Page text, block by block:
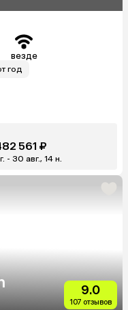
везде
год
561 ₽
- 30 авг., 14 н.
9.0
107 отзывов